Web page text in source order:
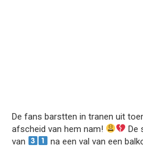
De fans barstten in tranen uit
afscheid van hem nam!
De
van
na een val van een